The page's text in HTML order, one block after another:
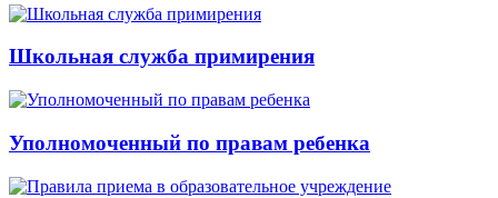
Школьная служба примирения
Уполномоченный по правам ребенка